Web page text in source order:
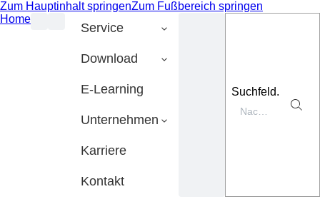
Zum Hauptinhalt springenZum Fußbereich springen
Home
Service
Download
E-Learning
Unternehmen
Karriere
Kontakt
Suchfeld.